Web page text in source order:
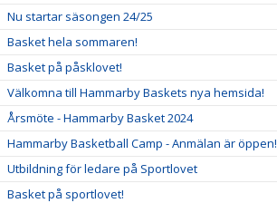
Nu startar säsongen 24/25
Basket hela sommaren!
Basket på påsklovet!
Välkomna till Hammarby Baskets nya hemsida!
Årsmöte - Hammarby Basket 2024
Hammarby Basketball Camp - Anmälan är öppen!
Utbildning för ledare på Sportlovet
Basket på sportlovet!